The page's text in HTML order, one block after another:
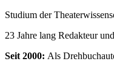
Studium der
23 Jahre lang Redakteur
Seit 2000: Als